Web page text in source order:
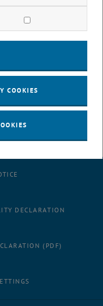
und
dieser
beteiligt. Das
Vision - ACV" ist eine
über die 5 verschiedenen
gegeben.
DECLARATION
(PDF)
marketing cookies
COOKIES